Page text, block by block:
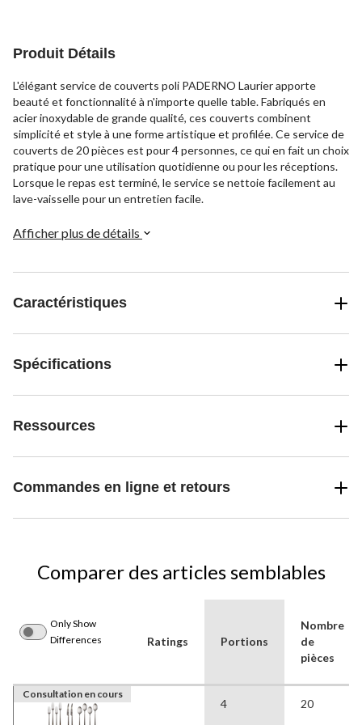
Produit Détails
L'élégant service de couverts poli PADERNO Laurier apporte
beauté et fonctionnalité à n'importe quelle table. Fabriqués en
acier inoxydable de grande qualité, ces couverts combinent
simplicité et style à une forme artistique et profilée. Ce service de
couverts de 20 pièces est pour 4 personnes, ce qui en fait un choix
pratique pour une utilisation quotidienne ou pour les réceptions.
Lorsque le repas est terminé, le service se nettoie facilement au
lave-vaisselle pour un entretien facile.
Afficher plus de détails
Caractéristiques
Spécifications
Ressources
Commandes en ligne et retours
Comparer des articles semblables
Only Show
Differences
Ratings Portions
Nombre
de
pièces
Consultation en cours
4 20